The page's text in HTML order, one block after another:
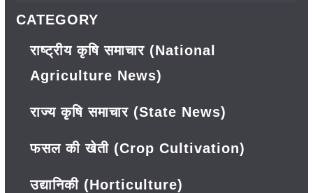
CATEGORY
राष्ट्रीय कृषि समाचार (National
Agriculture News)
राज्य कृषि समाचार (State News)
फसल की खेती (Crop Cultivation)
उद्यानिकी (Horticulture)